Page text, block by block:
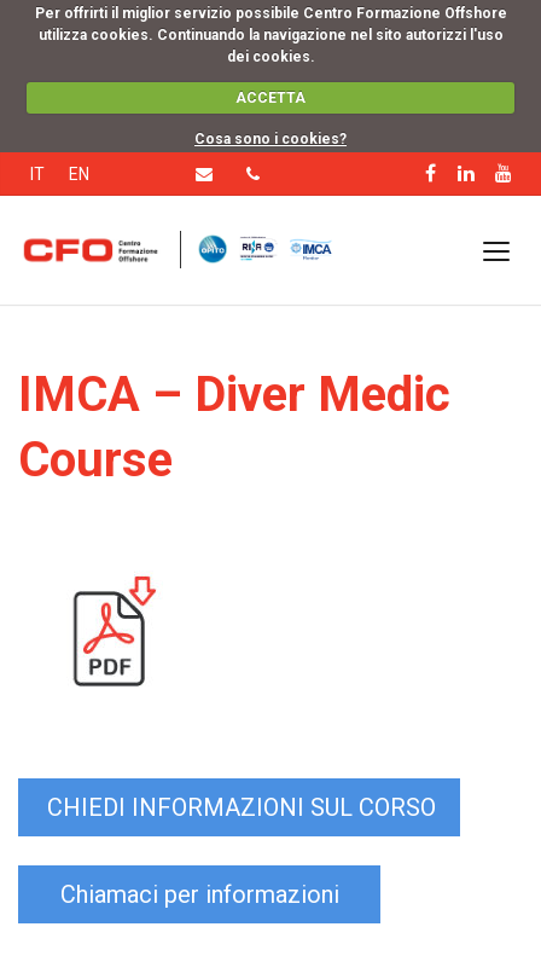
Per offrirti il miglior servizio possibile Centro Formazione Offshore
utilizza cookies. Continuando la navigazione nel sito autorizzi l'uso
dei cookies.
ACCETTA
Cosa sono i cookies?
IT EN
IMCA – Diver Medic
Course
CHIEDI INFORMAZIONI SUL CORSO
Chiamaci per informazioni